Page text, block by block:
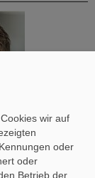
wir auf
oder
oder
Betrieb der